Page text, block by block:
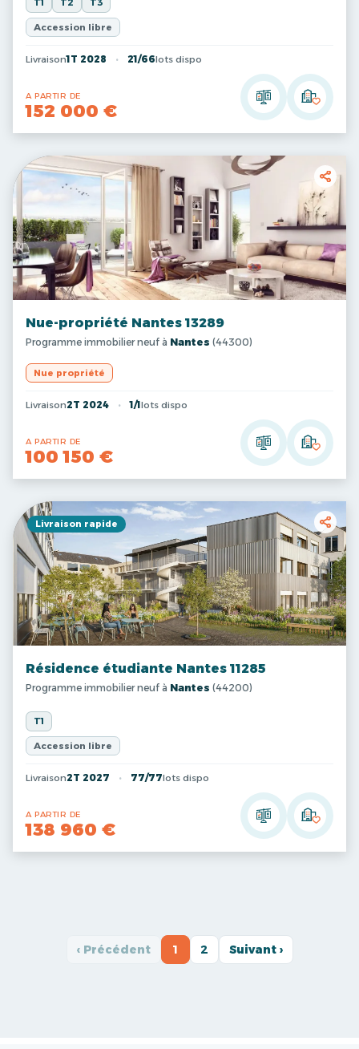
T1 T2 T3
Accession libre
Livraison1T 2028 21/66lots dispo
A PARTIR DE
152 000 €
Nue-propriété Nantes 13289
Programme immobilier neuf à Nantes (44300)
Nue propriété
Livraison2T 2024 1/1 lots dispo
A PARTIR DE
100 150 €
Livraison rapide
Résidence étudiante Nantes 11285
Programme immobilier neuf à Nantes (44200)
T1
Accession libre
Livraison2T 2027 77/77lots dispo
A PARTIR DE
138 960 €
‹ Précédent 1 2 Suivant ›